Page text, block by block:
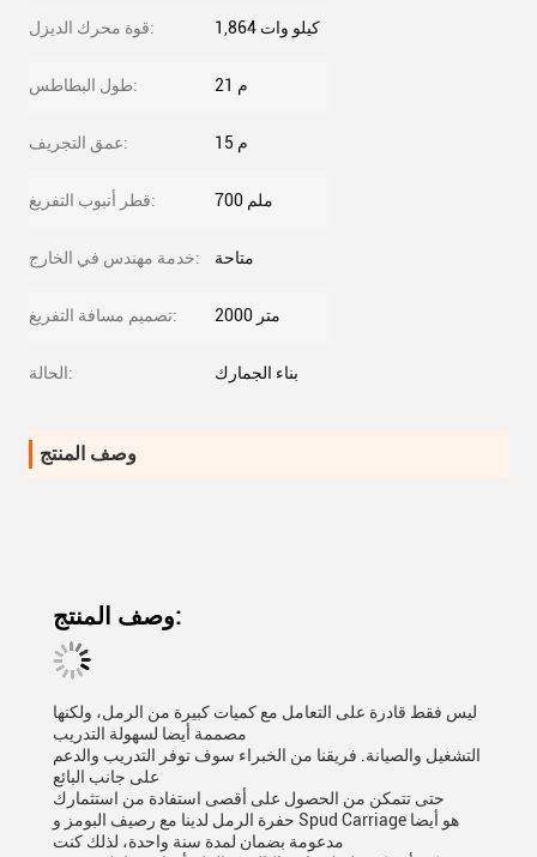
قوة محرك الديزل: 1,864 كيلو وات
طول البطاطس: 21 م
عمق التجريف: 15 م
قطر أنبوب التفريغ: 700 ملم
خدمة مهندس في الخارج: متاحة
تصميم مسافة التفريغ: 2000 متر
الحالة: بناء الجمارك
وصف المنتج
وصف المنتج:
ليس فقط قادرة على التعامل مع كميات كبيرة من الرمل، ولكنها
مصممة أيضا لسهولة التدريب
التشغيل والصيانة. فريقنا من الخبراء سوف توفر التدريب والدعم
على جانب البائع
حتى تتمكن من الحصول على أقصى استفادة من استثمارك
حفرة الرمل لدينا مع رصيف البومز و Spud Carriage هو أيضا
مدعومة بضمان لمدة سنة واحدة، لذلك كنت